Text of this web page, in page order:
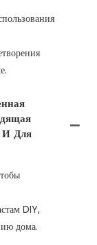
И Для
DIY,
дома.